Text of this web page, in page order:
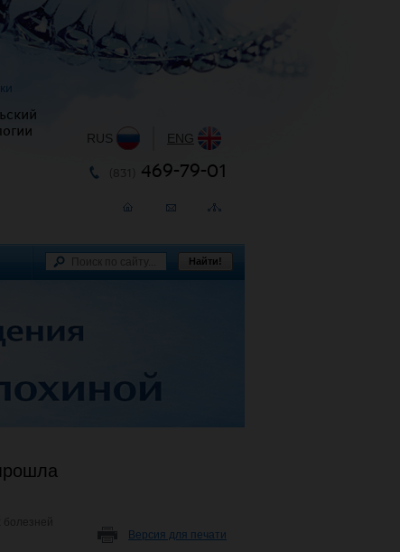
Версия для печати
RUS ENG
469-79-01
Найти!